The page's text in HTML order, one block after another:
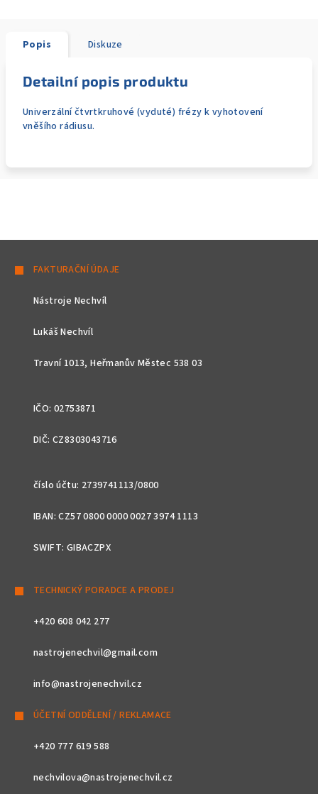
Popis Diskuze
Detailní popis produktu
Univerzální čtvrtkruhové (vyduté) frézy k vyhotovení
vněšího rádiusu.
FAKTURAČNÍ ÚDAJE
Nástroje Nechvíl
Lukáš Nechvíl
Travní 1013, Heřmanův Městec 538 03
IČO: 02753871
DIČ: CZ8303043716
číslo účtu: 2739741113/0800
IBAN: CZ57 0800 0000 0027 3974 1113
SWIFT: GIBACZPX
TECHNICKÝ PORADCE A PRODEJ
+420 608 042 277
nastrojenechvil@gmail.com
info@nastrojenechvil.cz
ÚČETNÍ ODDĚLENÍ / REKLAMACE
+420 777 619 588
nechvilova@nastrojenechvil.cz